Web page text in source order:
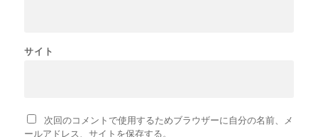
サイト
次回のコメントで使用するためブラウザーに自分の名前、メ
ールアドレス、サイトを保存する。